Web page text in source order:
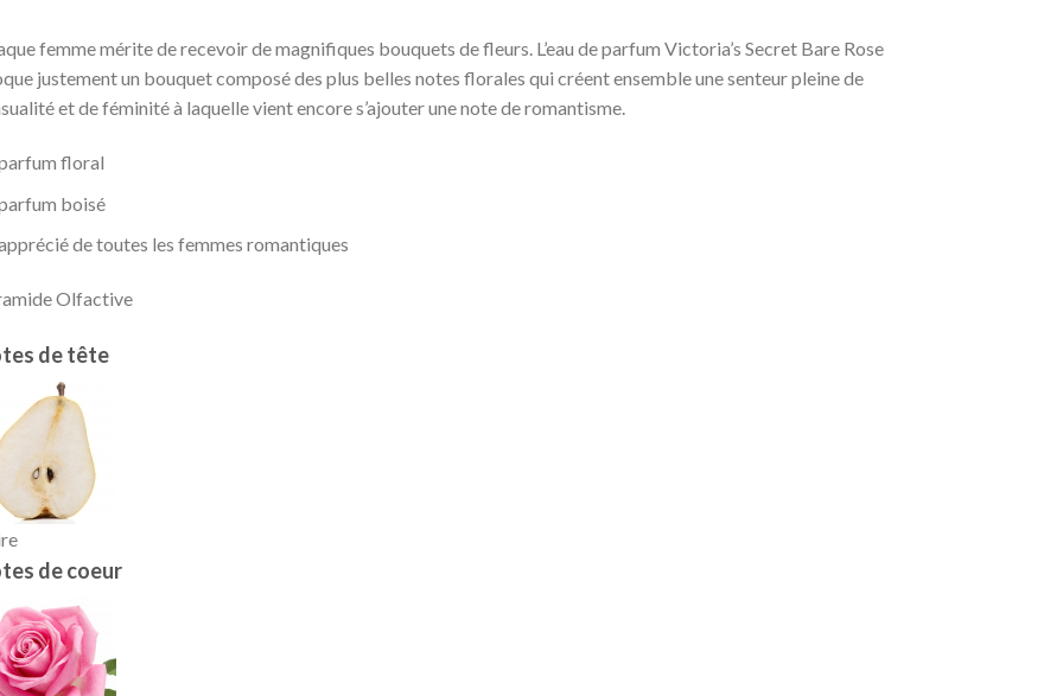
femme mérite de recevoir de magnifiques bouquets de fleurs. L’eau de parfum Victoria’s Secret Bare Rose
justement un bouquet composé des plus belles notes florales qui créent ensemble une senteur pleine de
et de féminité à laquelle vient encore s’ajouter une note de romantisme.
floral
boisé
de toutes les femmes romantiques
Olfactive
de tête
de coeur